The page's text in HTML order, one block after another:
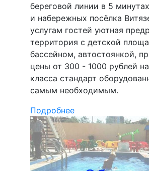
береговой линии в 5
и набережных посёлка
услугам гостей уютная
территория с детской
бассейном, автостоянкой,
цены от 300 - 1000 рублей
класса стандарт
самым необходимым.
Подробнее